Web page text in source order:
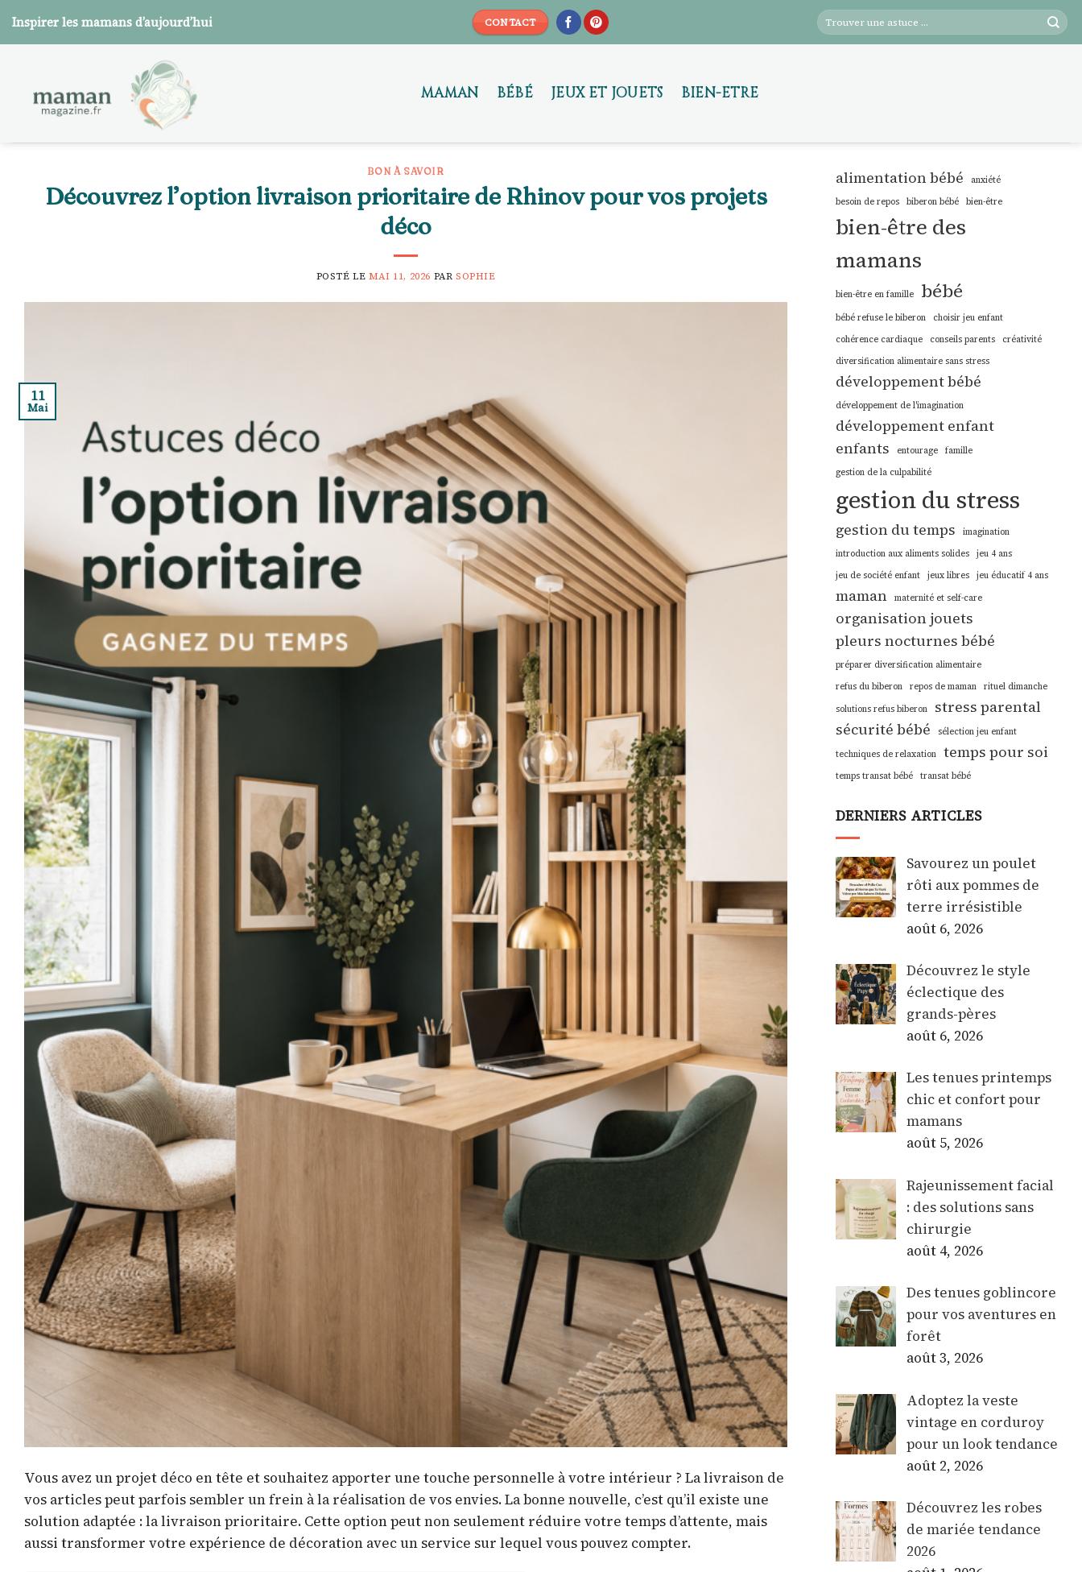
toInspirer les mamans d’aujourd’hui CONTACT
MAMAN BÉBÉ JEUX ET JOUETS BIEN-ÊTRE
BON À SAVOIR
Découvrez l’option livraison prioritaire de Rhinov pour vos projets
déco
POSTÉ LE MAI 11, 2026 PAR SOPHIE
11
Mai
Vous avez un projet déco en tête et souhaitez apporter une touche personnelle à votre intérieur ? La livraison de
vos articles peut parfois sembler un frein à la réalisation de vos envies. La bonne nouvelle, c’est qu’il existe une
solution adaptée : la livraison prioritaire. Cette option peut non seulement réduire votre temps d’attente, mais
aussi transformer votre expérience de décoration avec un service sur lequel vous pouvez compter.
alimentation bébé
anxiété
besoin de repos biberon bébé bien-être
bien-être des
mamans
bien-être en famille bébé
bébé refuse le biberon
choisir jeu enfant
cohérence cardiaque
conseils parents
créativité
diversification alimentaire sans stress
développement bébé
développement de l'imagination
développement enfant
enfants
entourage famille
gestion de la culpabilité
gestion du stress
gestion du temps
imagination
introduction aux aliments solides jeu 4 ans
jeu de société enfant jeux libres jeu éducatif 4 ans
maman maternité et self-care
organisation jouets
pleurs nocturnes bébé
préparer diversification alimentaire
refus du biberon repos de maman rituel dimanche
solutions refus biberon
stress parental
sécurité bébé
sélection jeu enfant
techniques de relaxation temps pour soi
temps transat bébé transat bébé
DERNIERS ARTICLES
Savourez un poulet
rôti aux pommes de
terre irrésistible
août 6, 2026
Découvrez le style
éclectique des
grands-pères
août 6, 2026
Les tenues printemps
chic et confort pour
mamans
août 5, 2026
Rajeunissement facial
: des solutions sans
chirurgie
août 4, 2026
Des tenues goblincore
pour vos aventures en
forêt
août 3, 2026
Adoptez la veste
vintage en corduroy
pour un look tendance
août 2, 2026
Découvrez les robes
de mariée tendance
2026